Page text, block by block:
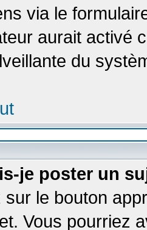
via le
aurait activé
du
je poster un
sur le bouton
Vous pourriez